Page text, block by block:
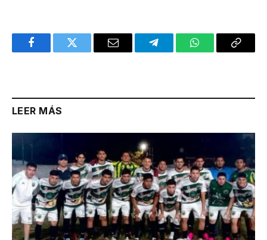
FacebookTwitter Email TelegramWhatsAppCopy
LEER MÁS